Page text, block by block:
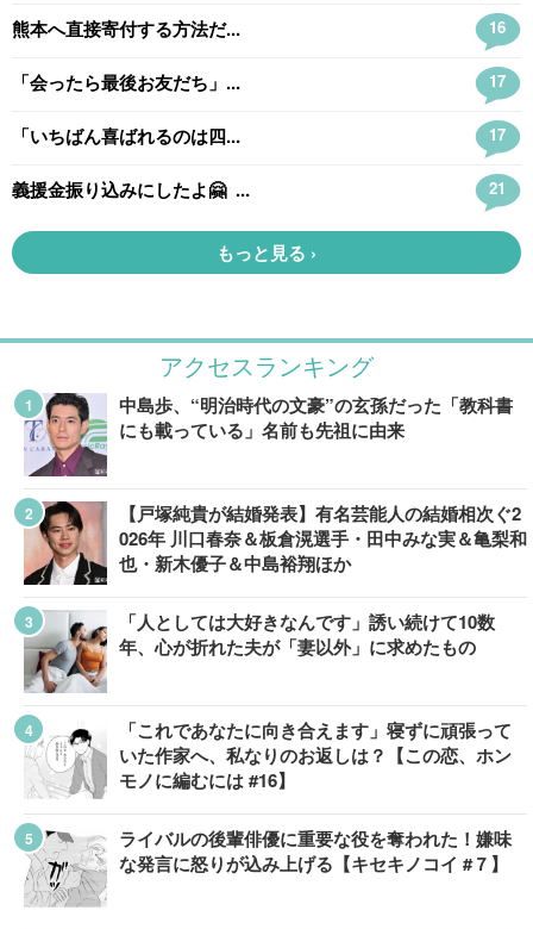
アクセスランキング
中島歩、“明治時代の文豪”の玄孫だった「教科書
にも載っている」名前も先祖に由来
【戸塚純貴が結婚発表】有名芸能人の結婚相次ぐ2
026年 川口春奈＆板倉滉選手・田中みな実＆亀梨和
也・新木優子＆中島裕翔ほか
「人としては大好きなんです」誘い続けて10数
年、心が折れた夫が「妻以外」に求めたもの
「これであなたに向き合えます」寝ずに頑張って
いた作家へ、私なりのお返しは？【この恋、ホン
モノに編むには #16】
ライバルの後輩俳優に重要な役を奪われた！嫌味
な発言に怒りが込み上げる【キセキノコイ #７】